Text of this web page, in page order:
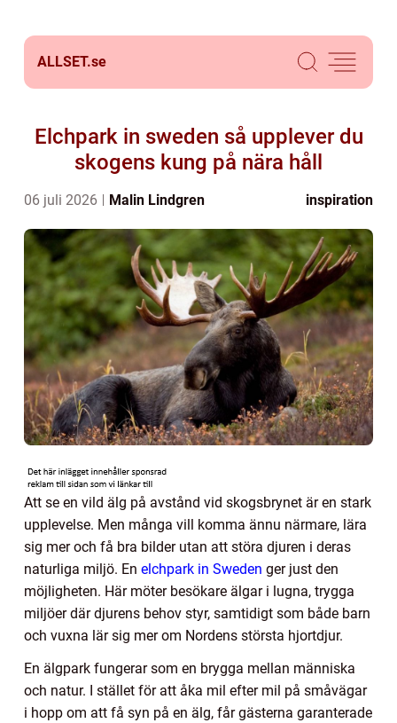
ALLSET.se
Elchpark in sweden så upplever du
skogens kung på nära håll
06 juli 2026 Malin Lindgren inspiration
Att se en vild älg på avstånd vid skogsbrynet är en stark
upplevelse. Men många vill komma ännu närmare, lära
sig mer och få bra bilder utan att störa djuren i deras
naturliga miljö. En elchpark in Sweden ger just den
möjligheten. Här möter besökare älgar i lugna, trygga
miljöer där djurens behov styr, samtidigt som både barn
och vuxna lär sig mer om Nordens största hjortdjur.
En älgpark fungerar som en brygga mellan människa
och natur. I stället för att åka mil efter mil på småvägar
i hopp om att få syn på en älg, får gästerna garanterade